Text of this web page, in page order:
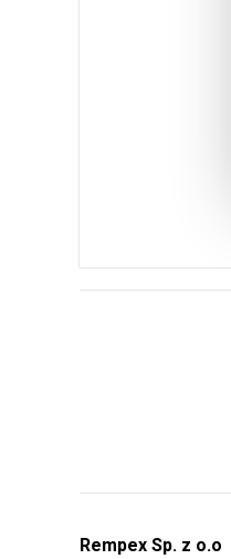
Rempex Sp. z o.o